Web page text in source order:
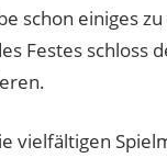
schon einiges
Festes
vielfältigen